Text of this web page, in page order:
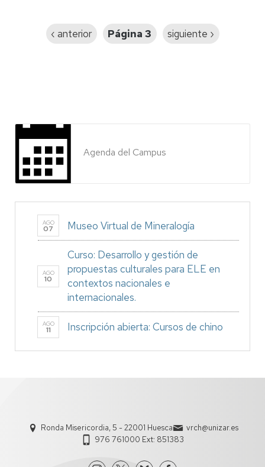
Página
‹ anterior Página 3
Siguiente
siguiente ›
Agenda del Campus
AGO
07 Museo Virtual de Mineralogía
AGO
10
Curso: Desarrollo y gestión de
propuestas culturales para ELE en
contextos nacionales e
internacionales.
AGO
11 Inscripción abierta: Cursos de chino
Ronda Misericordia, 5 - 22001 Huesca
vrch@unizar.es
976 761000 Ext: 851383